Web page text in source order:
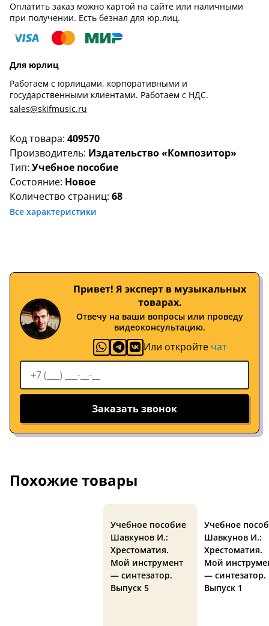
Код товара: 409570
Производитель: Издательство «Композитор»
Тип: Учебное пособие
Состояние: Новое
Количество страниц: 68
Все характеристики
Оплатить заказ можно картой на сайте или наличными
при получении. Есть безнал для юр.лиц.
Для юрлиц
Работаем с юрлицами, корпоративными и
государственными клиентами. Работаем с НДС.
sales@skifmusic.ru
Привет! Я эксперт в музыкальных
товарах.
Отвечу на ваши вопросы или проведу
видеоконсультацию.
Или откройте чат
Заказать звонок
Похожие товары
Учебное пособие
Шавкунов И.:
Хрестоматия.
Мой инструмент
— синтезатор.
Выпуск 5
Учебное
Шавкунов И.:
Хрестоматия.
Мой
— синтезатор.
Выпуск 1